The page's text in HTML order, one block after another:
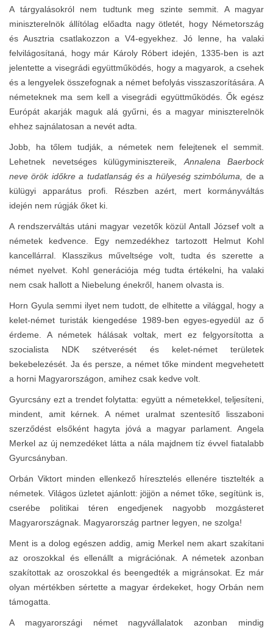
A tárgyalásokról nem tudtunk meg szinte semmit. A magyar
miniszterelnök állítólag előadta nagy ötletét, hogy Németország
és Ausztria csatlakozzon a V4-egyekhez. Jó lenne, ha valaki
felvilágosítaná, hogy már Károly Róbert idején, 1335-ben is azt
jelentette a visegrádi együttműködés, hogy a magyarok, a csehek
és a lengyelek összefognak a német befolyás visszaszorítására. A
németeknek ma sem kell a visegrádi együttműködés. Ők egész
Európát akarják maguk alá gyűrni, és a magyar miniszterelnök
ehhez sajnálatosan a nevét adta.
Jobb, ha tőlem tudják, a németek nem felejtenek el semmit.
Lehetnek nevetséges külügyminisztereik, Annalena Baerbock
neve örök időkre a tudatlanság és a hülyeség szimbóluma, de a
külügyi apparátus profi. Részben azért, mert kormányváltás
idején nem rúgják őket ki.
A rendszerváltás utáni magyar vezetők közül Antall József volt a
németek kedvence. Egy nemzedékhez tartozott Helmut Kohl
kancellárral. Klasszikus műveltsége volt, tudta és szerette a
német nyelvet. Kohl generációja még tudta értékelni, ha valaki
nem csak hallott a Niebelung énekről, hanem olvasta is.
Horn Gyula semmi ilyet nem tudott, de elhitette a világgal, hogy a
kelet-német turisták kiengedése 1989-ben egyes-egyedül az ő
érdeme. A németek hálásak voltak, mert ez felgyorsította a
szocialista NDK szétverését és kelet-német területek
bekebelezését. Ja és persze, a német tőke mindent megvehetett
a horni Magyarországon, amihez csak kedve volt.
Gyurcsány ezt a trendet folytatta: együtt a németekkel, teljesíteni,
mindent, amit kérnek. A német uralmat szentesítő lisszaboni
szerződést elsőként hagyta jóvá a magyar parlament. Angela
Merkel az új nemzedéket látta a nála majdnem tíz évvel fiatalabb
Gyurcsányban.
Orbán Viktort minden ellenkező híresztelés ellenére tisztelték a
németek. Világos üzletet ajánlott: jöjjön a német tőke, segítünk is,
cserébe politikai téren engedjenek nagyobb mozgásteret
Magyarországnak. Magyarország partner legyen, ne szolga!
Ment is a dolog egészen addig, amig Merkel nem akart szakítani
az oroszokkal és ellenállt a migrációnak. A németek azonban
szakítottak az oroszokkal és beengedték a migránsokat. Ez már
olyan mértékben sértette a magyar érdekeket, hogy Orbán nem
támogatta.
A magyarországi német nagyvállalatok azonban mindig